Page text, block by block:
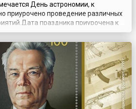
День астрономии, к
приурочено проведение различных
праздника приурочена к
Амазасповича Амбарцумяна (арм.
Համբարձումյան, 1908—1996) —
ученого, основателя
Национального Героя ...